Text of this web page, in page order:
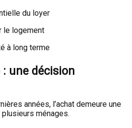
du loyer
le logement
à long terme
une décision
années, l’achat demeure une
ménages.